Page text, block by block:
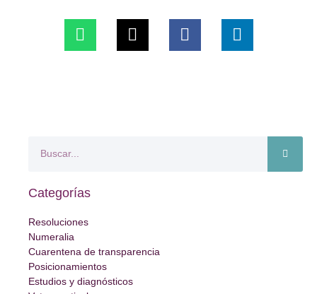
Categorías
Resoluciones
Numeralia
Cuarentena de transparencia
Posicionamientos
Estudios y diagnósticos